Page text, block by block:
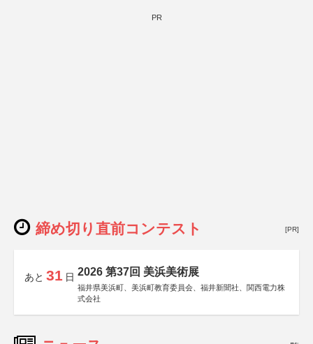
PR
締め切り直前コンテスト [PR]
あと 31 日 2026 第37回 美浜美術展
福井県美浜町、美浜町教育委員会、福井新聞社、関西電力株
式会社